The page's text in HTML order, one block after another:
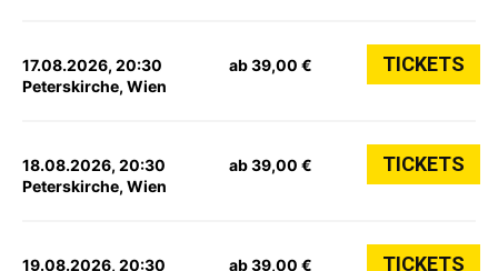
17.08.2026, 20:30
Peterskirche, Wien
ab 39,00 € TICKETS
18.08.2026, 20:30
Peterskirche, Wien
ab 39,00 € TICKETS
19.08.2026, 20:30
ab 39,00 € TICKETS